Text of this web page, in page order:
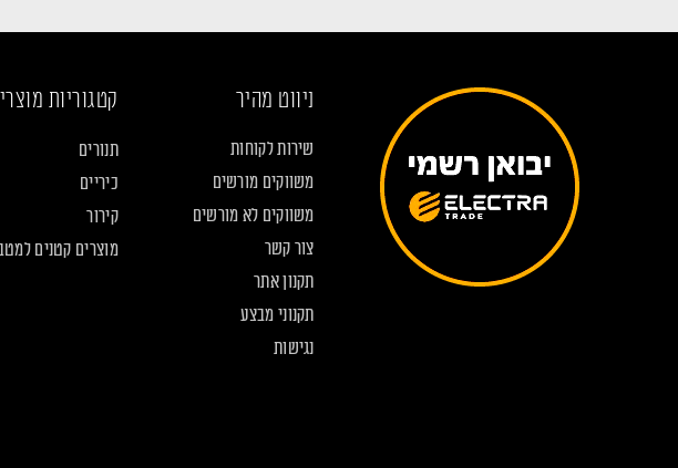
ניווט מהיר
שירות לקוחות
משווקים מורשים
משווקים לא מורשים
צור קשר
תקנון אתר
תקנוני מבצע
נגישות
קטגוריות
תנורים
כיריים
קירור
מוצרים קטנים